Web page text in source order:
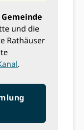
und die
Rathäuser
.